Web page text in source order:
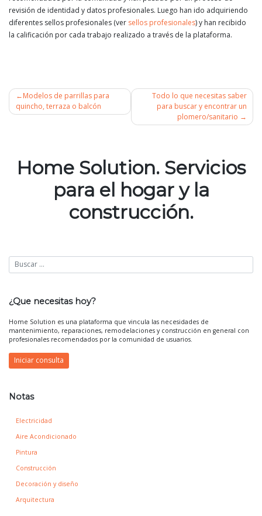
revisión de identidad y datos profesionales. Luego han ido adquiriendo
diferentes sellos profesionales (ver sellos profesionales) y han recibido
la calificación por cada trabajo realizado a través de la plataforma.
entradas
Modelos de parrillas para
quincho, terraza o balcón
Todo lo que necesitas saber
para buscar y encontrar un
plomero/sanitario
Home Solution. Servicios
para el hogar y la
construcción.
¿Que necesitas hoy?
Home Solution es una plataforma que vincula las necesidades de
mantenimiento, reparaciones, remodelaciones y construcción en general con
profesionales recomendados por la comunidad de usuarios.
Iniciar consulta
Notas
Electricidad
Aire Acondicionado
Pintura
Construcción
Decoración y diseño
Arquitectura